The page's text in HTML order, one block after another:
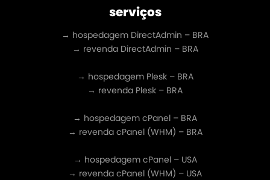
serviços
→ hospedagem DirectAdmin – BRA
→ revenda DirectAdmin – BRA
→ hospedagem Plesk – BRA
→ revenda Plesk – BRA
→ hospedagem cPanel – BRA
→ revenda cPanel (WHM) – BRA
→ hospedagem cPanel – USA
→ revenda cPanel (WHM) – USA